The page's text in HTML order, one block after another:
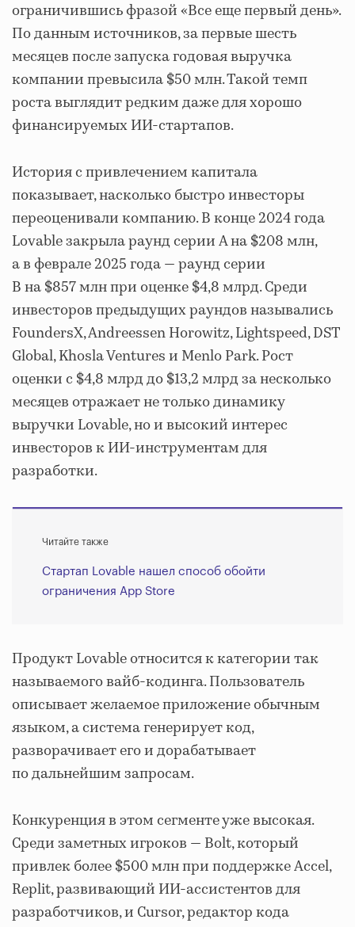
ограничившись фразой «Все еще первый день».
По данным источников, за первые шесть
месяцев после запуска годовая выручка
компании превысила $50 млн. Такой темп
роста выглядит редким даже для хорошо
финансируемых ИИ-стартапов.
История с привлечением капитала
показывает, насколько быстро инвесторы
переоценивали компанию. В конце 2024 года
Lovable закрыла раунд серии A на $208 млн,
а в феврале 2025 года — раунд серии
B на $857 млн при оценке $4,8 млрд. Среди
инвесторов предыдущих раундов назывались
FoundersX, Andreessen Horowitz, Lightspeed, DST
Global, Khosla Ventures и Menlo Park. Рост
оценки с $4,8 млрд до $13,2 млрд за несколько
месяцев отражает не только динамику
выручки Lovable, но и высокий интерес
инвесторов к ИИ-инструментам для
разработки.
Читайте также
Стартап Lovable нашел способ обойти
ограничения App Store
Продукт Lovable относится к категории так
называемого вайб-кодинга. Пользователь
описывает желаемое приложение обычным
языком, а система генерирует код,
разворачивает его и дорабатывает
по дальнейшим запросам.
Конкуренция в этом сегменте уже высокая.
Среди заметных игроков — Bolt, который
привлек более $500 млн при поддержке Accel,
Replit, развивающий ИИ-ассистентов для
разработчиков, и Cursor, редактор кода